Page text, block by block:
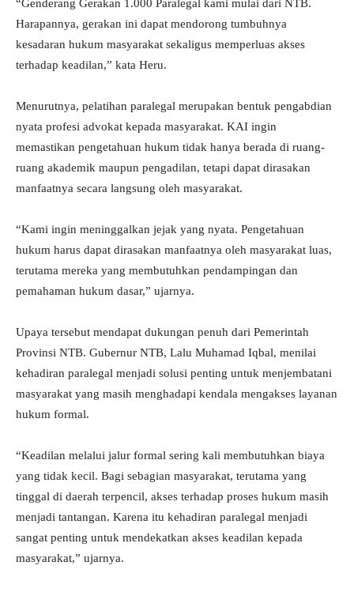
“Genderang Gerakan 1.000 Paralegal kami mulai dari NTB.
Harapannya, gerakan ini dapat mendorong tumbuhnya
kesadaran hukum masyarakat sekaligus memperluas akses
terhadap keadilan,” kata Heru.
Menurutnya, pelatihan paralegal merupakan bentuk pengabdian
nyata profesi advokat kepada masyarakat. KAI ingin
memastikan pengetahuan hukum tidak hanya berada di ruang-
ruang akademik maupun pengadilan, tetapi dapat dirasakan
manfaatnya secara langsung oleh masyarakat.
“Kami ingin meninggalkan jejak yang nyata. Pengetahuan
hukum harus dapat dirasakan manfaatnya oleh masyarakat luas,
terutama mereka yang membutuhkan pendampingan dan
pemahaman hukum dasar,” ujarnya.
Upaya tersebut mendapat dukungan penuh dari Pemerintah
Provinsi NTB. Gubernur NTB, Lalu Muhamad Iqbal, menilai
kehadiran paralegal menjadi solusi penting untuk menjembatani
masyarakat yang masih menghadapi kendala mengakses layanan
hukum formal.
“Keadilan melalui jalur formal sering kali membutuhkan biaya
yang tidak kecil. Bagi sebagian masyarakat, terutama yang
tinggal di daerah terpencil, akses terhadap proses hukum masih
menjadi tantangan. Karena itu kehadiran paralegal menjadi
sangat penting untuk mendekatkan akses keadilan kepada
masyarakat,” ujarnya.